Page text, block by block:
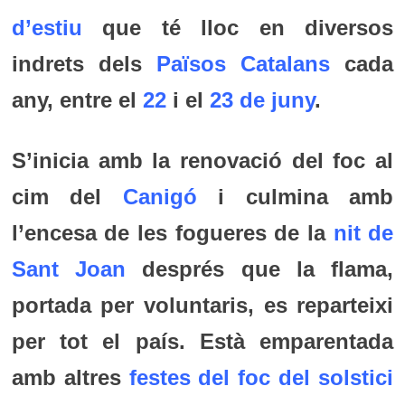
d’estiu que té lloc en diversos
indrets dels Països Catalans cada
any, entre el 22i el 23 de juny.
S’inicia amb la renovació del foc al
cim del Canigó i culmina amb
l’encesa de les fogueres de la nit de
Sant Joan després que la flama,
portada per voluntaris, es reparteixi
per tot el país. Està emparentada
amb altres festes del foc del solstici